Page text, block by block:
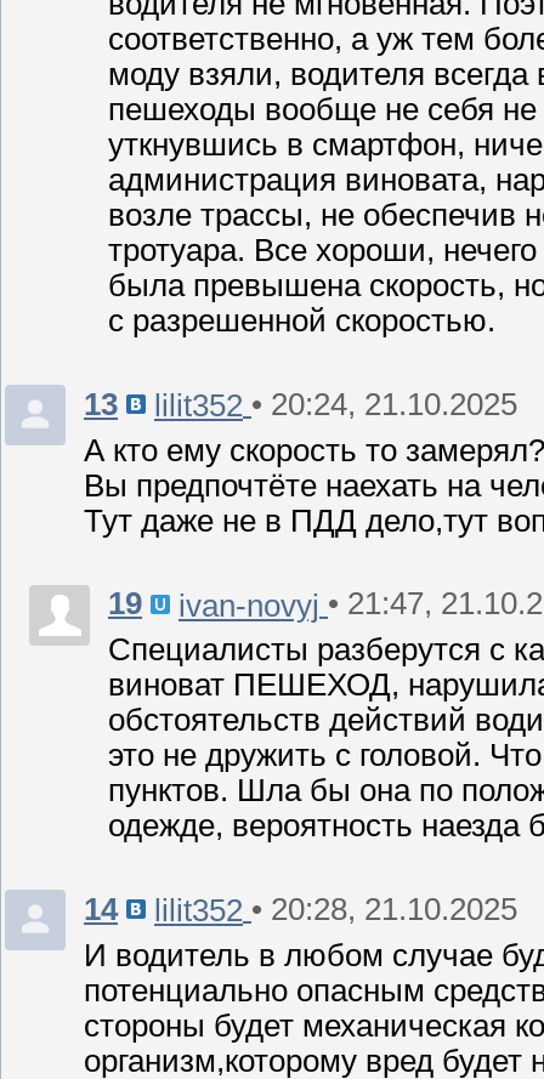
соответственно, а уж тем
моду взяли, водителя
пешеходы вообще не себя не
уткнувшись в смартфон,
администрация виновата,
возле трассы, не обеспечив
тротуара. Все хороши,
была превышена скорость,
с разрешенной скоростью.
13 lilit352 • 20:24, 21.10.2025
А кто ему скорость то
Вы предпочтёте наехать на
Тут даже не в ПДД дело,тут
19 ivan-novyj • 21:47,
Специалисты разберутся с
виноват ПЕШЕХОД,
обстоятельств действий
это не дружить с головой.
пунктов. Шла бы она по
одежде, вероятность
14 lilit352 • 20:28, 21.10.2025
И водитель в любом случае
потенциально опасным
стороны будет механическая
организм,которому вред